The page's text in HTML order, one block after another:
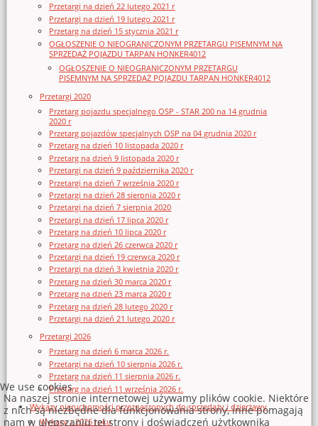
Przetargi na dzień 22 lutego 2021 r
Przetargi na dzień 19 lutego 2021 r
Przetarg na dzień 15 stycznia 2021 r
OGŁOSZENIE O NIEOGRANICZONYM PRZETARGU PISEMNYM NA
SPRZEDAŻ POJAZDU TARPAN HONKER4012
OGŁOSZENIE O NIEOGRANICZONYM PRZETARGU
PISEMNYM NA SPRZEDAŻ POJAZDU TARPAN HONKER4012
Przetargi 2020
Przetarg pojazdu specjalnego OSP - STAR 200 na 14 grudnia
2020 r
Przetarg pojazdów specjalnych OSP na 04 grudnia 2020 r
Przetarg na dzień 10 listopada 2020 r
Przetarg na dzień 9 listopada 2020 r
Przetargi na dzień 9 października 2020 r
Przetargi na dzień 7 września 2020 r
Przetargi na dzień 28 sierpnia 2020 r
Przetargi na dzień 7 sierpnia 2020
Przetargi na dzień 17 lipca 2020 r
Przetarg na dzień 10 lipca 2020 r
Przetarg na dzień 26 czerwca 2020 r
Przetargi na dzień 19 czerwca 2020 r
Przetargi na dzień 3 kwietnia 2020 r
Przetarg na dzień 30 marca 2020 r
Przetarg na dzień 23 marca 2020 r
Przetarg na dzień 28 lutego 2020 r
Przetargi na dzień 21 lutego 2020 r
Przetargi 2026
Przetarg na dzień 6 marca 2026 r.
Przetargi na dzień 10 sierpnia 2026 r.
Przetarg na dzień 11 sierpnia 2026 r.
Przetarg na dzień 11 września 2026 r.
Wykazy nieruchomości przeznaczonych do sprzedaży i dzierżawy
Wykazy z 2026 roku
We use cookies
Na naszej stronie internetowej używamy plików cookie. Niektóre
z nich są niezbędne dla funkcjonowania strony, inne pomagają
nam w ulepszaniu tej strony i doświadczeń użytkownika